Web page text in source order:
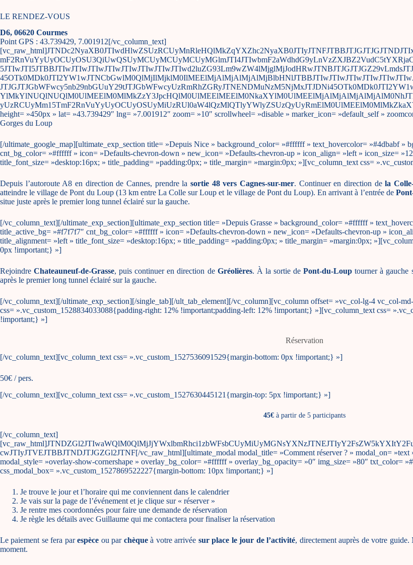
LE RENDEZ-VOUS
D6, 06620 Courmes
Point GPS : 43.739429, 7.001912[/vc_column_text]
height= »450px » lat= »43.739429″ lng= »7.001912″ zoom= »10″ scrollwheel= »disable » marker_icon= »default_self »
Gorges du Loup
[/ultimate_google_map][ultimate_exp_section title= »Depuis Nice » background_color= »#ffffff » text_hovercolor= »#4dbabf »
cnt_bg_color= »#ffffff » icon= »Defaults-chevron-down » new_icon= »Defaults-chevron-up » icon_align= »left » icon_size=
title_font_size= »desktop:16px; » title_padding= »padding:0px; » title_margin= »margin:0px; »][vc_column_text css=
Depuis l’autoroute A8 en direction de Cannes, prendre la sortie 48 vers Cagnes-sur-mer. Continuer en direction dela
atteindre le village de Pont du Loup (13 km entre La Colle sur Loup et le village de Pont du Loup). En arrivant à l’entrée de
situe juste après le premier long tunnel éclairé sur la gauche.
[/vc_column_text][/ultimate_exp_section][ultimate_exp_section title= »Depuis Grasse » background_color= »#ffffff »
title_active_bg= »#f7f7f7″ cnt_bg_color= »#ffffff » icon= »Defaults-chevron-down » new_icon= »Defaults-chevron-up »
title_alignment= »left » title_font_size= »desktop:16px; » title_padding= »padding:0px; » title_margin= »margin:0px;
0px !important;} »]
RejoindreChateauneuf-de-Grasse, puis continuer en direction de Gréolières. À la sortie dePont-du-Loup tourner à
après le premier long tunnel éclairé sur la gauche.
[/vc_column_text][/ultimate_exp_section][/single_tab][/ult_tab_element][/vc_column][vc_column offset= »vc_col-lg-4 vc_col-
css= ».vc_custom_1528834033088{padding-right: 12% !important;padding-left: 12% !important;} »][vc_column_text css=
!important;} »]
Réservation
[/vc_column_text][vc_column_text css= ».vc_custom_1527536091529{margin-bottom: 0px !important;} »]
50€ / pers.
[/vc_column_text][vc_column_text css= ».vc_custom_1527630445121{margin-top: 5px !important;} »]
45€ à partir de 5 participants
[/vc_column_text]
cwJTIyJTVEJTBBJTNDJTJGZGl2JTNF[/vc_raw_html][ultimate_modal modal_title= »Comment réserver ? » modal_on= »text
modal_style= »overlay-show-cornershape » overlay_bg_color= »#ffffff » overlay_bg_opacity= »0″ img_size= »80″ txt_color=
css_modal_box= ».vc_custom_1527869522227{margin-bottom: 10px !important;} »]
Je trouve le jour et l’horaire qui me conviennent dans le calendrier
Je vais sur la page de l’événement et je clique sur « réserver »
Je rentre mes coordonnées pour faire une demande de réservation
Je règle les détails avec Guillaume qui me contactera pour finaliser la réservation
Le paiement se fera parespèce ou par chèqueà votre arrivée sur place le jour de l’activité, directement auprès de votre
moment.